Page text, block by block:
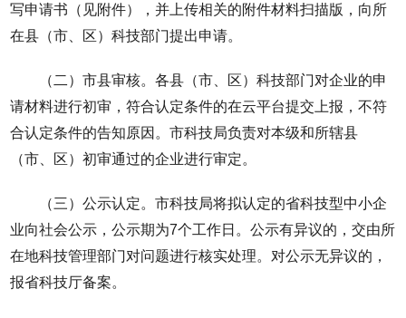
写申请书（见附件），并上传相关的附件材料扫描版，向所
在县（市、区）科技部门提出申请。
（二）市县审核。各县（市、区）科技部门对企业的申
请材料进行初审，符合认定条件的在云平台提交上报，不符
合认定条件的告知原因。市科技局负责对本级和所辖县
（市、区）初审通过的企业进行审定。
（三）公示认定。市科技局将拟认定的省科技型中小企
业向社会公示，公示期为7个工作日。公示有异议的，交由所
在地科技管理部门对问题进行核实处理。对公示无异议的，
报省科技厅备案。